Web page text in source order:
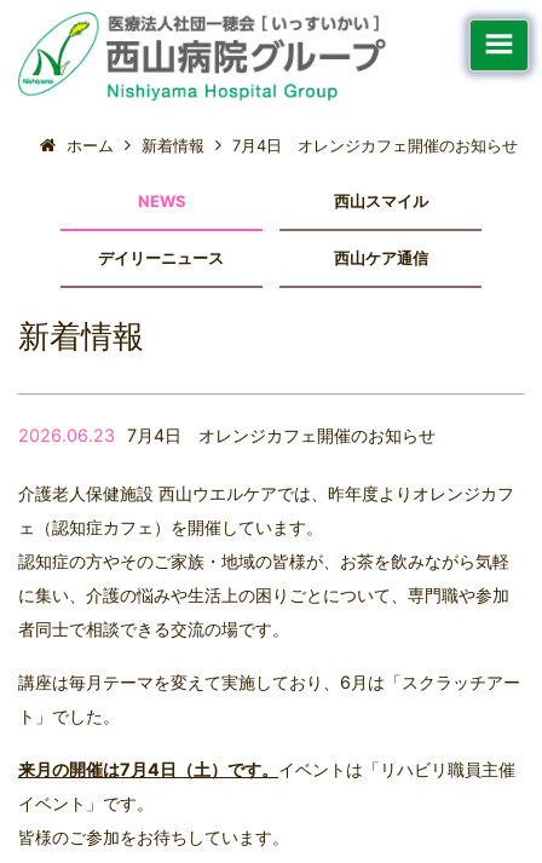
ホーム 新着情報 7月4日 オレンジカフェ開催のお知らせ
NEWS 西山スマイル
デイリーニュース 西山ケア通信
新着情報
2026.06.23 7月4日 オレンジカフェ開催のお知らせ
介護老人保健施設 西山ウエルケアでは、昨年度よりオレンジカフ
ェ（認知症カフェ）を開催しています。
認知症の方やそのご家族・地域の皆様が、お茶を飲みながら気軽
に集い、介護の悩みや生活上の困りごとについて、専門職や参加
者同士で相談できる交流の場です。
講座は毎月テーマを変えて実施しており、6月は「スクラッチアー
ト」でした。
来月の開催は7月4日（土）です。 イベントは「リハビリ職員主催
イベント」です。
皆様のご参加をお待ちしています。